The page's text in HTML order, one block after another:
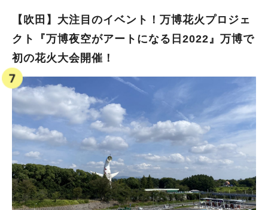
は取材時のものです。現在のメニュー・料金、営業時間について
【吹田】大注目のイベント！万博花火プロジェ
クト『万博夜空がアートになる日2022』万博で
初の花火大会開催！